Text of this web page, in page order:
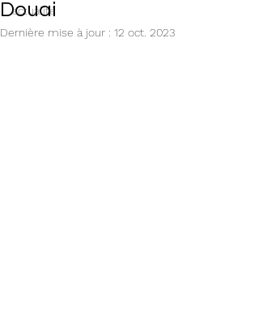
actualité
Douai
Dernière mise à jour : 12 oct. 2023